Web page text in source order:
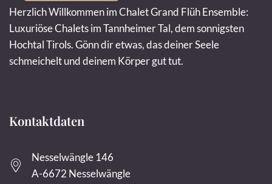
Herzlich Willkommen im Chalet Grand Flüh Ensemble:
Luxuriöse Chalets im Tannheimer Tal, dem sonnigsten
Hochtal Tirols. Gönn dir etwas, das deiner Seele
schmeichelt und deinem Körper gut tut.
Kontaktdaten
Nesselwängle 146
A-6672 Nesselwängle